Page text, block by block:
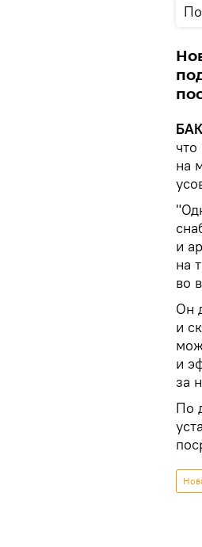
на
и
на
во
Он
и
и
за
По